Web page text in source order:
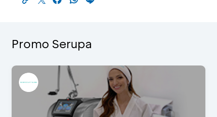
Promo Serupa